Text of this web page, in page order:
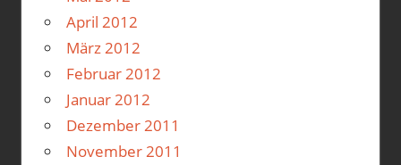
April 2012
März 2012
Februar 2012
Januar 2012
Dezember 2011
November 2011